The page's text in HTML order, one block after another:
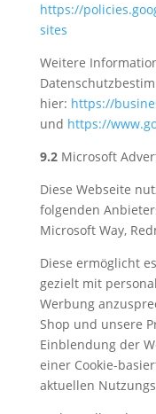
https://
sites
Weitere
hier: https://
und https://
9.2Microsoft
Diese Webseite
folgenden
Microsoft Way,
Diese ermöglicht
gezielt mit
Werbung
Shop und unsere
Einblendung der
einer Cookie-
aktuellen